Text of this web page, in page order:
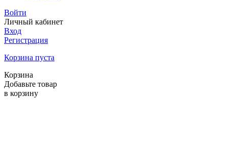
Войти
Личный кабинет
Вход
Регистрация
Корзина пуста
Корзина
Добавьте товар
в корзину